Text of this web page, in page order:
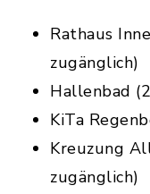
Rathaus
Hallenbad
KiTa
Kreuzung
zugänglich)